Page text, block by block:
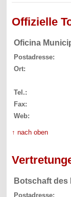
Offizielle
Oficina
Postadresse:
Ort:
Tel.:
Fax:
Web:
↑ nach oben
Botschaft des
Postadresse: